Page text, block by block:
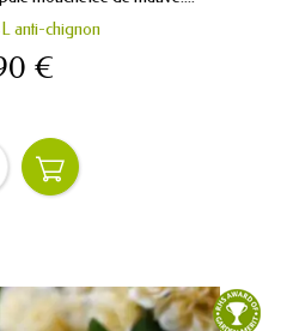
anti-chignon
€